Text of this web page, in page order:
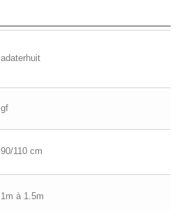
adaterhuit
gf
90/110 cm
1m à 1.5m